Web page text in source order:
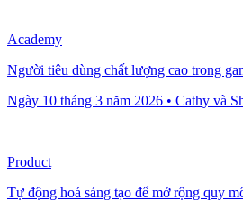
Academy
Người tiêu dùng chất lượng cao trong
Ngày 10 tháng 3 năm 2026 • Cathy và
Product
Tự động hoá sáng tạo để mở rộng quy